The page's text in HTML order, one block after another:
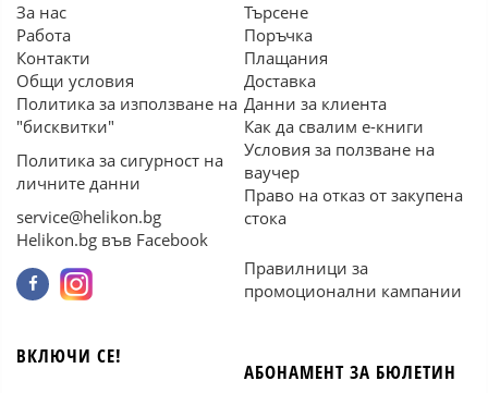
За нас
Работа
Контакти
Общи условия
Политика за използване на
"бисквитки"
Политика за сигурност на
личните данни
service@helikon.bg
Helikon.bg във Facebook
Търсене
Поръчка
Плащания
Доставка
Данни за клиента
Как да свалим е-книги
Условия за ползване на
ваучер
Право на отказ от закупена
стока
Правилници за
промоционални кампании
ВКЛЮЧИ СЕ!
АБОНАМЕНТ ЗА БЮЛЕТИН